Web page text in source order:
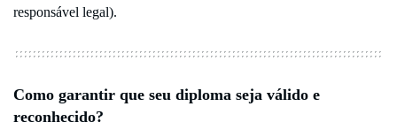
responsável legal).
Como garantir que seu diploma seja válido e
reconhecido?